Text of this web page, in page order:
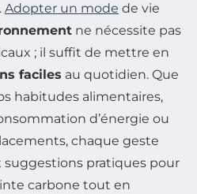
Adopter un mode de vie
ne nécessite pas
; il suffit de mettre en
faciles au quotidien. Que
habitudes alimentaires,
d’énergie ou
chaque geste
suggestions pratiques pour
carbone tout en